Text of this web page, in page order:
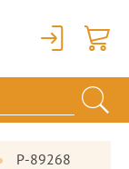
Вход
P-89268